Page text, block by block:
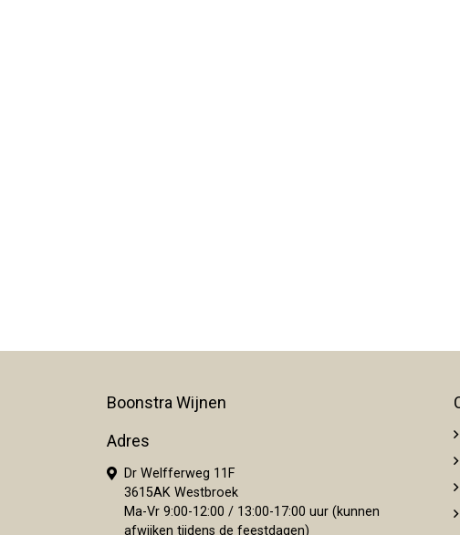
Boonstra Wijnen
Adres
Dr Welfferweg 11F
3615AK Westbroek
Ma-Vr 9:00-12:00 / 13:00-17:00 uur (kunnen
afwijken tijdens de feestdagen)